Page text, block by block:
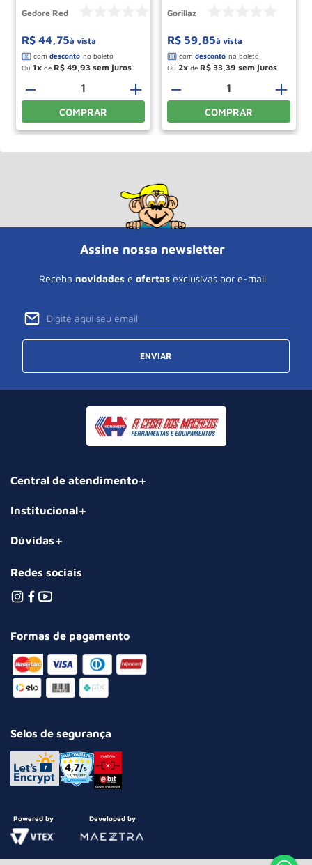
Gedore Red
R$ 44,75à vista
Ou 1 de R$ 49 93
＋
－
COMPRAR
Gorillaz
R$ 59,85à vista
Ou 2 de R$ 33 39
＋
－
COMPRAR
Assine nossa newsletter
Receba novidades e ofertas exclusivas por e-mail
ENVIAR
Central de atendimento
Institucional
Dúvidas
Redes sociais
Formas de pagamento
Selos de segurança
Powered by Developed by